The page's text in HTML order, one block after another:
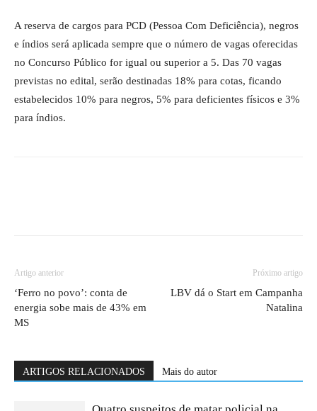
A reserva de cargos para PCD (Pessoa Com Deficiência), negros
e índios será aplicada sempre que o número de vagas oferecidas
no Concurso Público for igual ou superior a 5. Das 70 vagas
previstas no edital, serão destinadas 18% para cotas, ficando
estabelecidos 10% para negros, 5% para deficientes físicos e 3%
para índios.
Artigo anterior
‘Ferro no povo’: conta de
energia sobe mais de 43% em
MS
Próximo artigo
LBV dá o Start em Campanha
Natalina
ARTIGOS RELACIONADOS Mais do autor